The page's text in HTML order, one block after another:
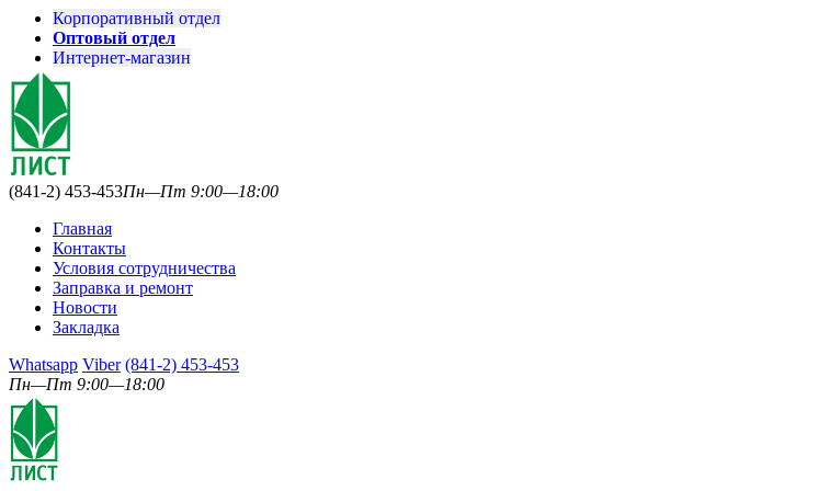
Корпоративный отдел
Оптовый отдел
Интернет-магазин
(841-2) 453-453Пн—Пт 9:00—18:00
Главная
Контакты
Условия сотрудничества
Заправка и ремонт
Новости
Закладка
Whatsapp Viber (841-2) 453-453
Пн—Пт 9:00—18:00